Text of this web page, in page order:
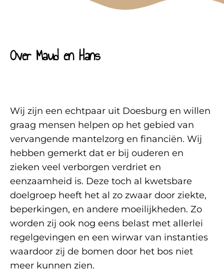
Over Maud en Hans
Wij zijn een echtpaar uit Doesburg en willen
graag mensen helpen op het gebied van
vervangende mantelzorg en financiën. Wij
hebben gemerkt dat er bij ouderen en
zieken veel verborgen verdriet en
eenzaamheid is. Deze toch al kwetsbare
doelgroep heeft het al zo zwaar door ziekte,
beperkingen, en andere moeilijkheden. Zo
worden zij ook nog eens belast met allerlei
regelgevingen en een wirwar van instanties
waardoor zij de bomen door het bos niet
meer kunnen zien.